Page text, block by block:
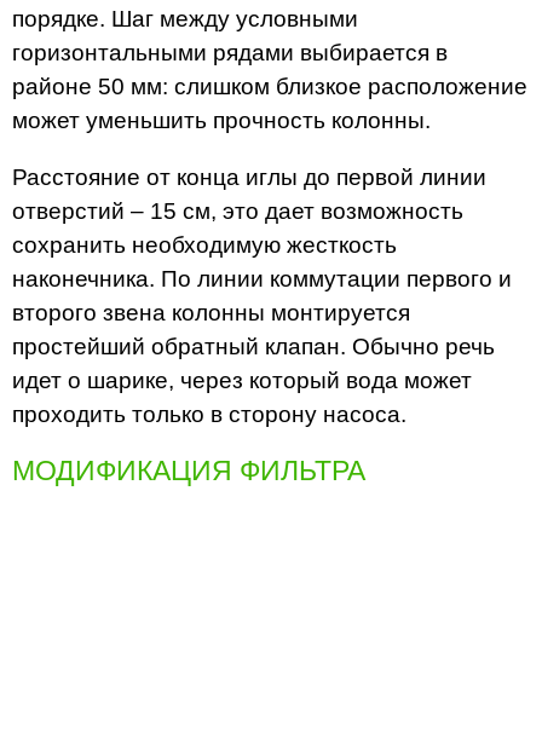
порядке. Шаг между условными
горизонтальными рядами выбирается в
районе 50 мм: слишком близкое расположение
может уменьшить прочность колонны.
Расстояние от конца иглы до первой линии
отверстий – 15 см, это дает возможность
сохранить необходимую жесткость
наконечника. По линии коммутации первого и
второго звена колонны монтируется
простейший обратный клапан. Обычно речь
идет о шарике, через который вода может
проходить только в сторону насоса.
МОДИФИКАЦИЯ ФИЛЬТРА